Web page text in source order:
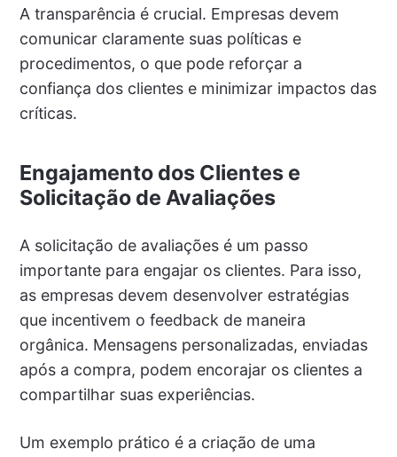
A transparência é crucial. Empresas devem
comunicar claramente suas políticas e
procedimentos, o que pode reforçar a
confiança dos clientes e minimizar impactos das
críticas.
Engajamento dos Clientes e
Solicitação de Avaliações
A solicitação de avaliações é um passo
importante para engajar os clientes. Para isso,
as empresas devem desenvolver estratégias
que incentivem o feedback de maneira
orgânica. Mensagens personalizadas, enviadas
após a compra, podem encorajar os clientes a
compartilhar suas experiências.
Um exemplo prático é a criação de uma